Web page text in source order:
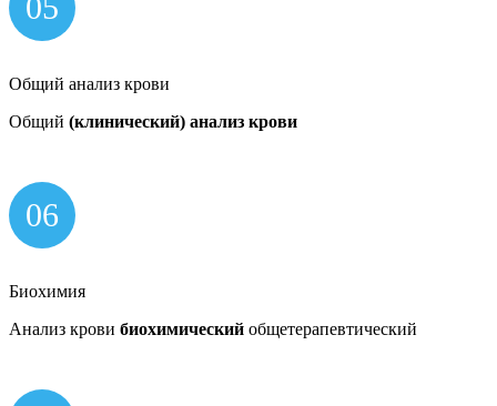
Общий анализ крови
Общий (клинический) анализ крови
06
Биохимия
Анализ крови биохимический общетерапевтический